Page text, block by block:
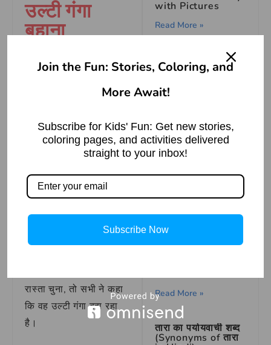
उल्टी गंगा
बहाना
Meaning in
Reverse the flow of
the Ganges
उल्टी गंगा
बहाना मुहावरे
का वाक्य
प्रयोग
रास्ता चुना, तो सभी ने कहा
कि वह उल्टी गंगा बहा रहा
है।
with Pictures
Read More »
Top Cat and the
Rat Stories
राजा और चार मंत्री –
The Biggest Fool
Read More »
तारा का पर्यायवाची शब्द
(Synonyms of तारा
Join the Fun: Stories, Coloring, and
More Await!
Subscribe for Kids' Fun: Get new stories,
coloring pages, and activities delivered
straight to your inbox!
Subscribe Now